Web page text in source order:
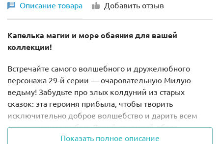
Описание товара Добавить отзыв
Капелька магии и море обаяния для вашей
коллекции!
Встречайте самого волшебного и дружелюбного
персонажа 29-й серии — очаровательную Милую
ведьму! Забудьте про злых колдуний из старых
сказок: эта героиня прибыла, чтобы творить
исключительно доброе волшебство и дарить всем
окружающим улыбки. Яркий стильный образ,
сказочная атмосфера и милейшие аксессуары — мимо
Показать полное описание